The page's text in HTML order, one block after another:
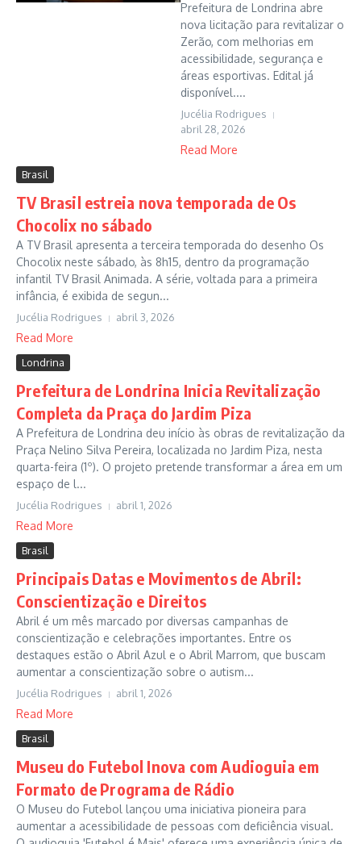
Prefeitura de Londrina abre
nova licitação para revitalizar o
Zerão, com melhorias em
acessibilidade, segurança e
áreas esportivas. Edital já
disponível....
Jucélia Rodrigues
abril 28, 2026
Read More
Brasil
TV Brasil estreia nova temporada de Os
Chocolix no sábado
A TV Brasil apresenta a terceira temporada do desenho Os
Chocolix neste sábado, às 8h15, dentro da programação
infantil TV Brasil Animada. A série, voltada para a primeira
infância, é exibida de segun...
Jucélia Rodrigues abril 3, 2026
Read More
Londrina
Prefeitura de Londrina Inicia Revitalização
Completa da Praça do Jardim Piza
A Prefeitura de Londrina deu início às obras de revitalização da
Praça Nelino Silva Pereira, localizada no Jardim Piza, nesta
quarta-feira (1º). O projeto pretende transformar a área em um
espaço de l...
Jucélia Rodrigues abril 1, 2026
Read More
Brasil
Principais Datas e Movimentos de Abril:
Conscientização e Direitos
Abril é um mês marcado por diversas campanhas de
conscientização e celebrações importantes. Entre os
destaques estão o Abril Azul e o Abril Marrom, que buscam
aumentar a conscientização sobre o autism...
Jucélia Rodrigues abril 1, 2026
Read More
Brasil
Museu do Futebol Inova com Audioguia em
Formato de Programa de Rádio
O Museu do Futebol lançou uma iniciativa pioneira para
aumentar a acessibilidade de pessoas com deficiência visual.